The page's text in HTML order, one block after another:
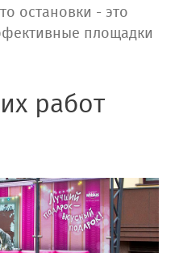
остановки - это
площадки
работ